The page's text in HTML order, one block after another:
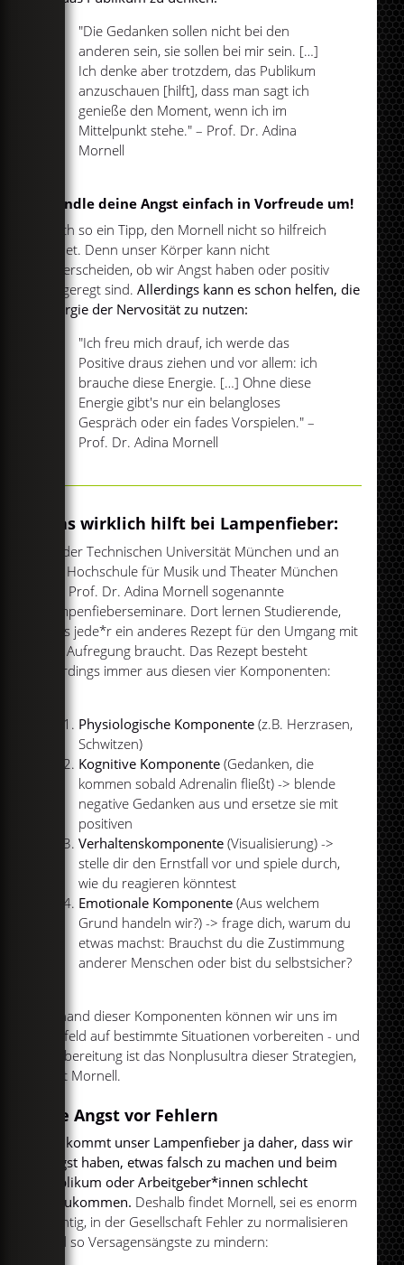
"Die Gedanken sollen nicht bei den
anderen sein, sie sollen bei mir sein. […]
Ich denke aber trotzdem, das Publikum
anzuschauen [hilft], dass man sagt ich
genieße den Moment, wenn ich im
Mittelpunkt stehe." – Prof. Dr. Adina
Mornell
Wandle deine Angst einfach in Vorfreude um!
Noch so ein Tipp, den Mornell nicht so hilfreich
findet. Denn unser Körper kann nicht
unterscheiden, ob wir Angst haben oder positiv
aufgeregt sind.Allerdings kann es schon helfen, die
Energie der Nervosität zu nutzen:
"Ich freu mich drauf, ich werde das
Positive draus ziehen und vor allem: ich
brauche diese Energie. […] Ohne diese
Energie gibt's nur ein belangloses
Gespräch oder ein fades Vorspielen." –
Prof. Dr. Adina Mornell
Was wirklich hilft bei Lampenfieber:
An der Technischen Universität München und an
der Hochschule für Musik und Theater München
gibt Prof. Dr. Adina Mornell sogenannte
Lampenfieberseminare. Dort lernen Studierende,
dass jede*r ein anderes Rezept für den Umgang mit
der Aufregung braucht. Das Rezept besteht
allerdings immer aus diesen vier Komponenten:
Physiologische Komponente (z.B. Herzrasen,
Schwitzen)
Kognitive Komponente (Gedanken, die
kommen sobald Adrenalin fließt) -> blende
negative Gedanken aus und ersetze sie mit
positiven
Verhaltenskomponente (Visualisierung) ->
stelle dir den Ernstfall vor und spiele durch,
wie du reagieren könntest
Emotionale Komponente (Aus welchem
Grund handeln wir?) -> frage dich, warum du
etwas machst: Brauchst du die Zustimmung
anderer Menschen oder bist du selbstsicher?
Anhand dieser Komponenten können wir uns im
Vorfeld auf bestimmte Situationen vorbereiten - und
Vorbereitung ist das Nonplusultra dieser Strategien,
sagt Mornell.
Die Angst vor Fehlern
Oft kommt unser Lampenfieber ja daher, dass wir
Angst haben, etwas falsch zu machen und beim
Publikum oder Arbeitgeber*innen schlecht
anzukommen. Deshalb findet Mornell, sei es enorm
wichtig, in der Gesellschaft Fehler zu normalisieren
und so Versagensängste zu mindern: